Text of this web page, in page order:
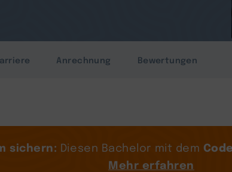
Anrechnung Bewertungen
sichern: Diesen Bachelor mit dem
Mehr erfahren